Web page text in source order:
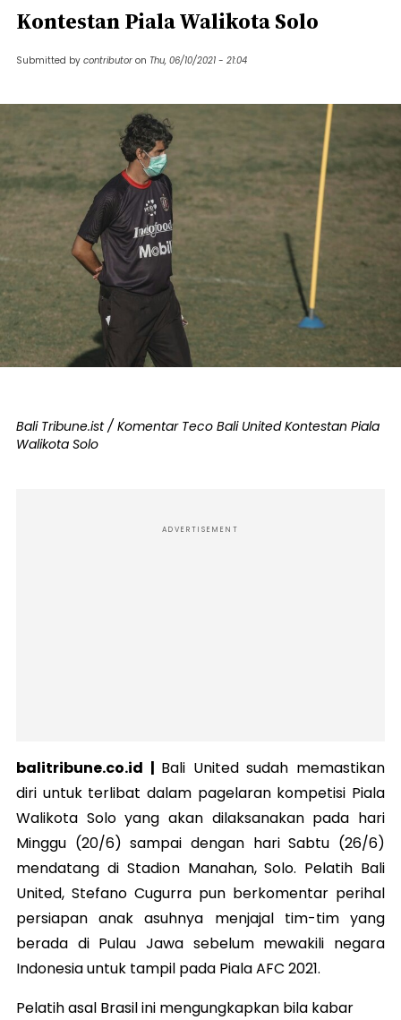
Kontestan Piala Walikota Solo
Submitted by contributor on Thu, 06/10/2021 - 21:04
Bali Tribune.ist / Komentar Teco Bali United Kontestan Piala
Walikota Solo
ADVERTISEMENT
balitribune.co.id | Bali United sudah memastikan
diri untuk terlibat dalam pagelaran kompetisi Piala
Walikota Solo yang akan dilaksanakan pada hari
Minggu (20/6) sampai dengan hari Sabtu (26/6)
mendatang di Stadion Manahan, Solo. Pelatih Bali
United, Stefano Cugurra pun berkomentar perihal
persiapan anak asuhnya menjajal tim-tim yang
berada di Pulau Jawa sebelum mewakili negara
Indonesia untuk tampil pada Piala AFC 2021.
Pelatih asal Brasil ini mengungkapkan bila kabar